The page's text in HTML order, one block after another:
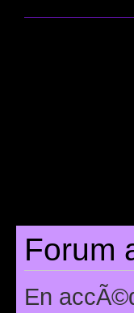
Forum
En